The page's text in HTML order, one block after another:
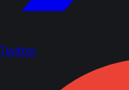
Twitter